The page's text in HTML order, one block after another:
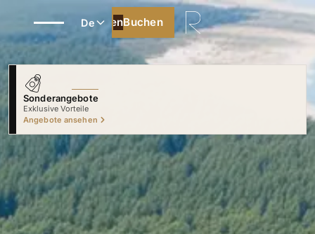
De Buchen
Buchen
Sonderangebote
Exklusive Vorteile
Angebote ansehen